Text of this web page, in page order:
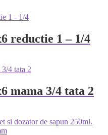
reductie 1 – 1/4
mama 3/4 tata 2